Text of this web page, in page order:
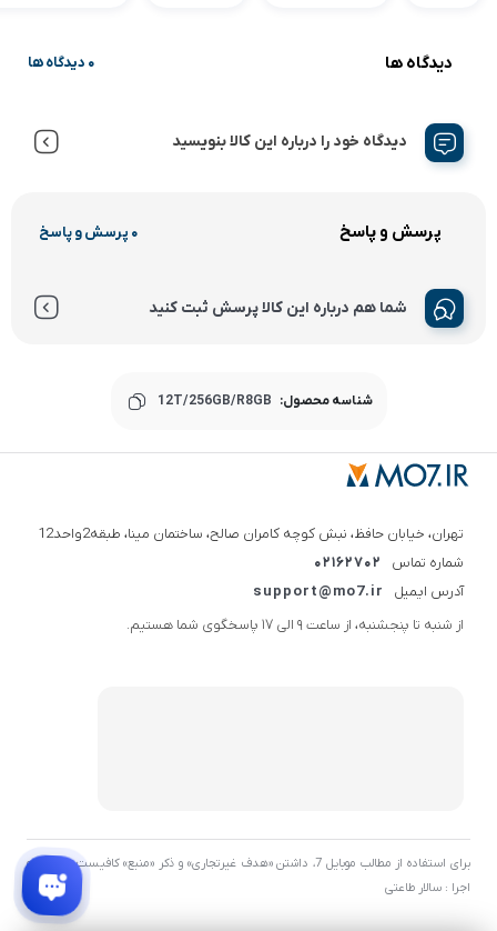
دیدگاه ها 0 دیدگاه ها
دیدگاه خود را درباره این کالا بنویسید
پرسش و پاسخ 0 پرسش و پاسخ
شما هم درباره این کالا پرسش ثبت کنید
شناسه محصول: 12T/256GB/R8GB
تهران، خیابان حافظ، نبش کوچه کامران صالح، ساختمان مینا، طبقه2واحد12
شماره تماس
02162702
آدرس ایمیل
support@mo7.ir
از شنبه تا پنجشنبه، از ساعت 9 الی 17 پاسخگوی شما هستیم.
برای استفاده از مطالب موبایل 7، داشتن «هدف غیرتجاری» و ذکر «منبع» کافیست. توسعه و
اجرا : سالار طاعتی